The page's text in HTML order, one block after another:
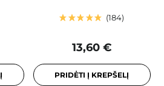
184
13,60 €
PRIDĖTI Į KREPŠELĮ